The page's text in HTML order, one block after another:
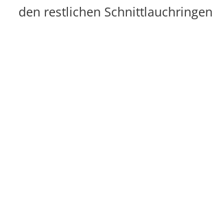
den restlichen